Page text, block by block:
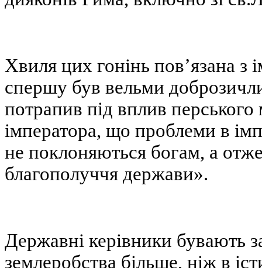
Хвиля цих гонінь пов’язана з
спершу був вельми
потрапив під вплив
імператора, що проблеми в
не поклоняються богам, а
благополуччя держави».
Державні керівники бувають
землеробства більше, ніж в